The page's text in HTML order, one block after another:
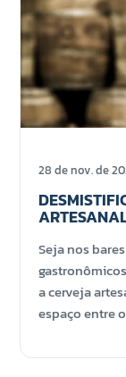
28 de nov. de
Seja nos
a cerveja
espaço entre